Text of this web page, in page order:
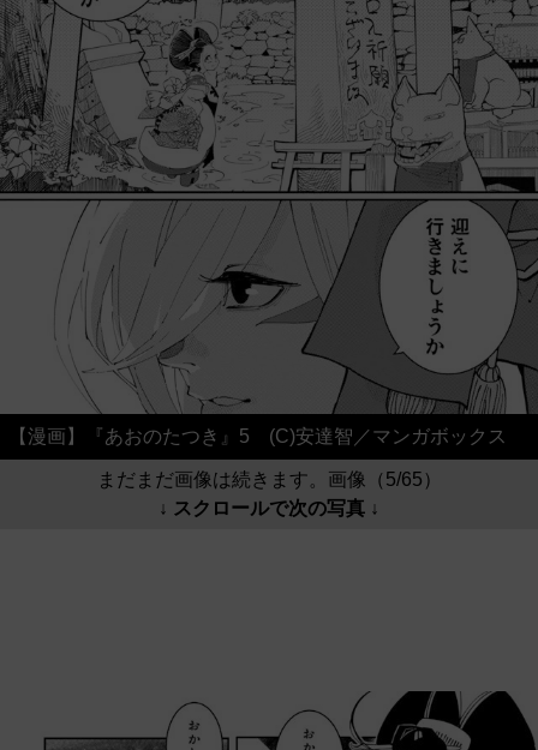
【漫画】『あおのたつき』5 (C)安達智／マンガボックス
まだまだ画像は続きます。画像（5/65）
↓ スクロールで次の写真 ↓